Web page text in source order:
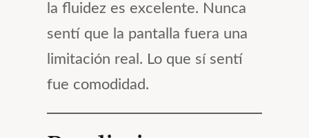
la fluidez es excelente. Nunca
sentí que la pantalla fuera una
limitación real. Lo que sí sentí
fue comodidad.